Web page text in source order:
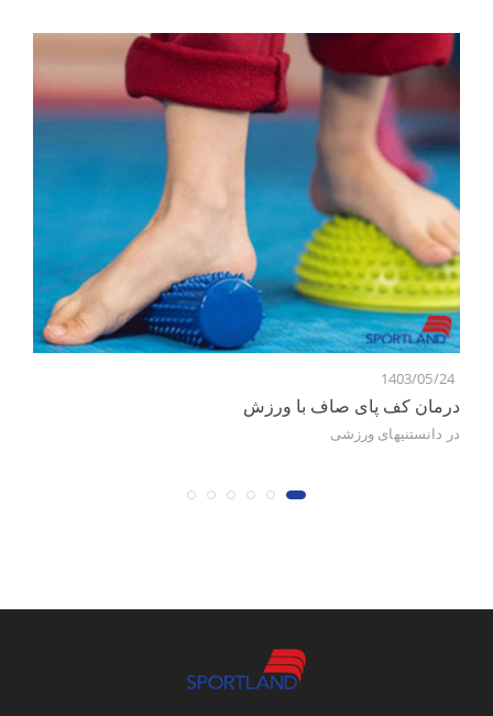
1403/05/24
درمان کف پای صاف با ورزش
در دانستنیهای ورزشی